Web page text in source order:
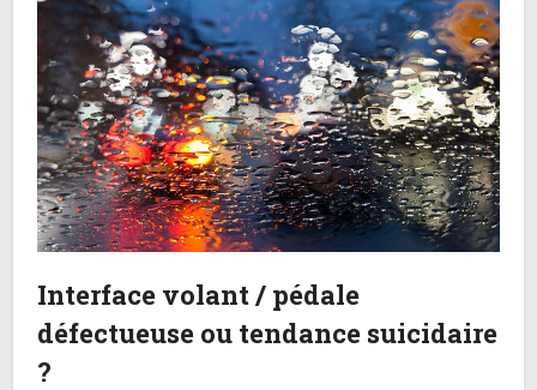
Interface volant / pédale
défectueuse ou tendance suicidaire
?